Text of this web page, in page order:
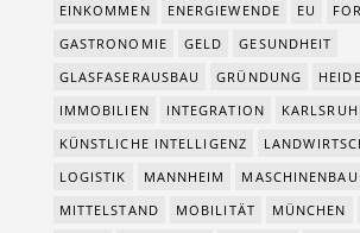
EINKOMMEN
ENERGIEWENDE EU
GASTRONOMIE
GELD
GESUNDHEIT
GLASFASERAUSBAU
GRÜNDUNG
IMMOBILIEN
INTEGRATION
KÜNSTLICHE INTELLIGENZ
LOGISTIK
MANNHEIM
MASCHINENBAU
MITTELSTAND
MOBILITÄT MÜNCHEN